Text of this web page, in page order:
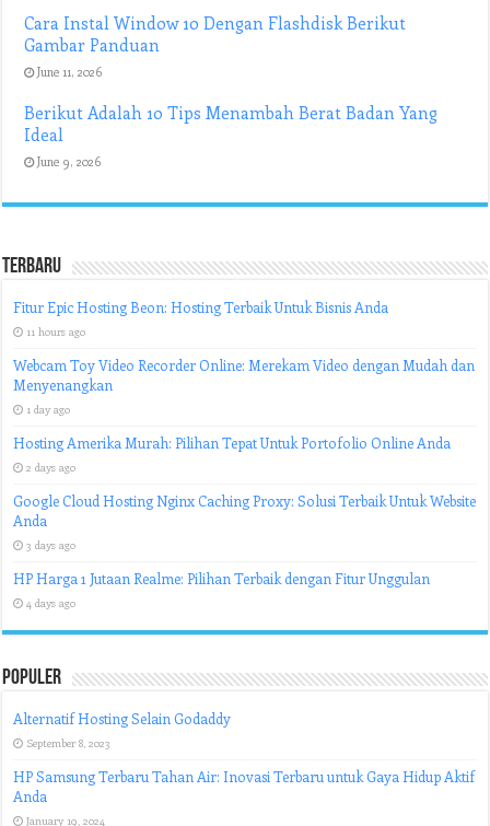
Cara Instal Window 10 Dengan Flashdisk Berikut
Gambar Panduan
June 11, 2026
Berikut Adalah 10 Tips Menambah Berat Badan Yang
Ideal
June 9, 2026
Terbaru
Fitur Epic Hosting Beon: Hosting Terbaik Untuk Bisnis Anda
11 hours ago
Webcam Toy Video Recorder Online: Merekam Video dengan Mudah dan
Menyenangkan
1 day ago
Hosting Amerika Murah: Pilihan Tepat Untuk Portofolio Online Anda
2 days ago
Google Cloud Hosting Nginx Caching Proxy: Solusi Terbaik Untuk Website
Anda
3 days ago
HP Harga 1 Jutaan Realme: Pilihan Terbaik dengan Fitur Unggulan
4 days ago
Populer
Alternatif Hosting Selain Godaddy
September 8, 2023
HP Samsung Terbaru Tahan Air: Inovasi Terbaru untuk Gaya Hidup Aktif
Anda
January 19, 2024